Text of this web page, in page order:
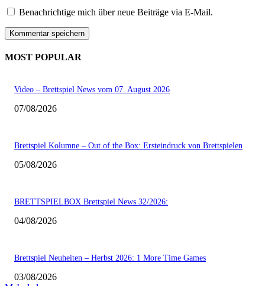
Benachrichtige mich über neue Beiträge via E-Mail.
MOST POPULAR
Video – Brettspiel News vom 07. August 2026
07/08/2026
Brettspiel Kolumne – Out of the Box: Ersteindruck von Brettspielen
05/08/2026
BRETTSPIELBOX Brettspiel News 32/2026:
04/08/2026
Brettspiel Neuheiten – Herbst 2026: 1 More Time Games
03/08/2026